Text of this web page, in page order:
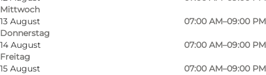
Mittwoch
13 August
Donnerstag
07:00 AM–09:00 PM
14 August
Freitag
07:00 AM–09:00 PM
15 August
07:00 AM–09:00 PM
Ob Sie im Zelt, Wohnwagen oder Ferienhaus
wohnen - den täglichen Einkauf können Sie
nicht vermeiden.
Warum mehr Geld ausgeben als nötig? Rema